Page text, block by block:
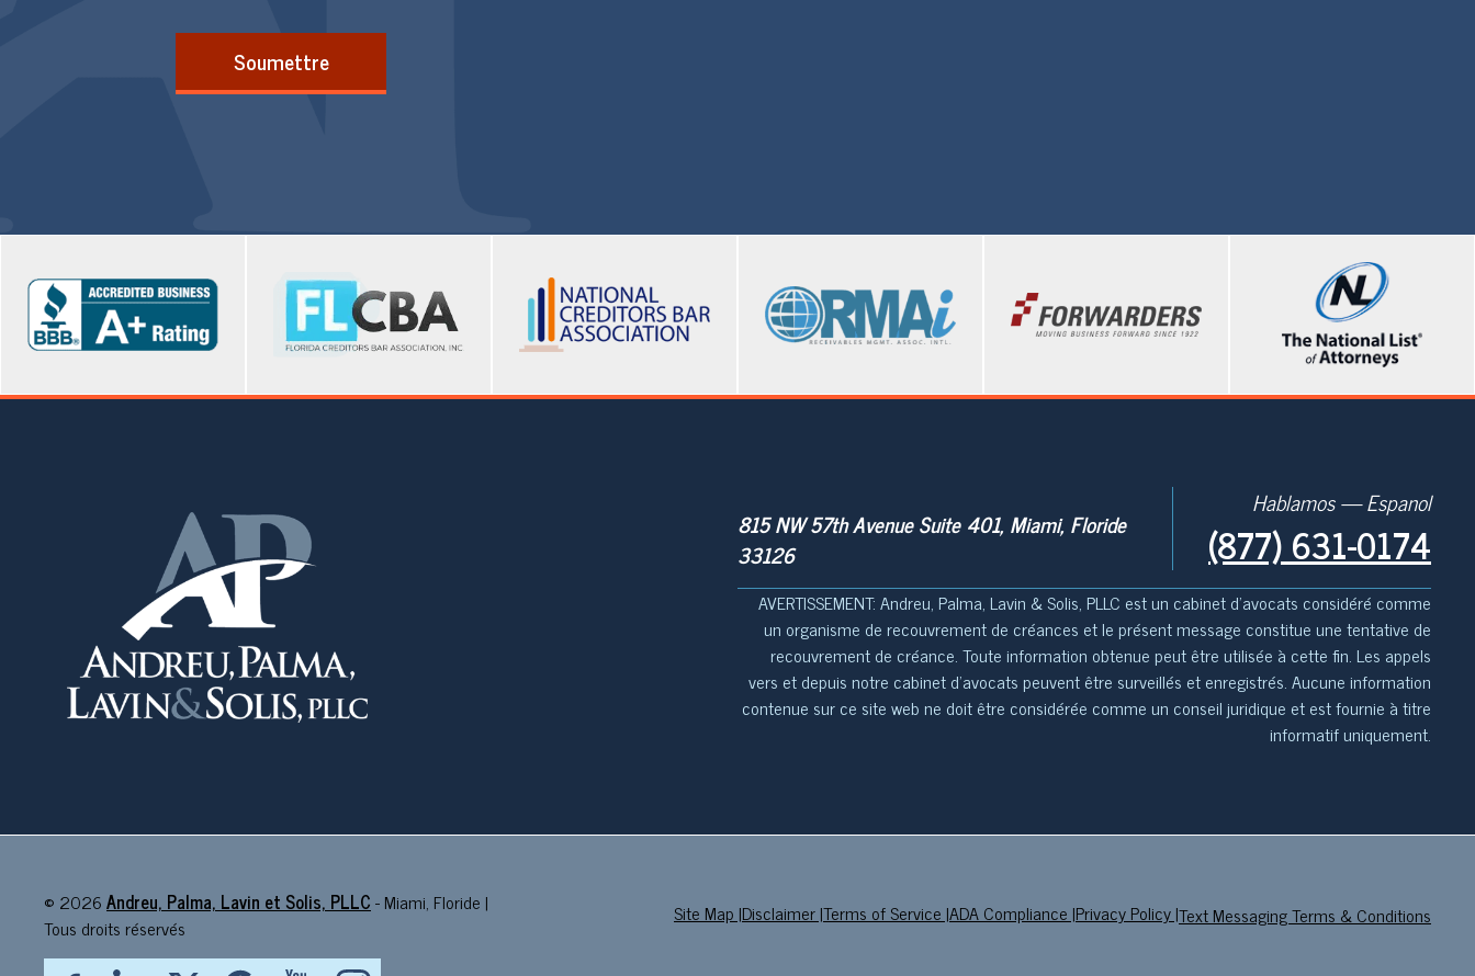
815 NW 57th Avenue Suite 401, Miami, Floride
33126
Hablamos — Espanol
(877) 631-0174
AVERTISSEMENT:Andreu, Palma, Lavin & Solis, PLLC est un cabinet d'avocats considéré comme
un organisme de recouvrement de créances et le présent message constitue une tentative de
recouvrement de créance. Toute information obtenue peut être utilisée à cette fin. Les appels
vers et depuis notre cabinet d'avocats peuvent être surveillés et enregistrés. Aucune information
contenue sur ce site web ne doit être considérée comme un conseil juridique et est fournie à titre
informatif uniquement.
© 2026Andreu, Palma, Lavin et Solis, PLLC- Miami, Floride |
Tous droits réservés
Site Map |Disclaimer|Terms of Service |ADA Compliance |Privacy Policy|Text Messaging Terms & Conditions